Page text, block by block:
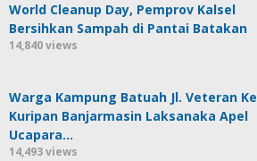
World Cleanup Day, Pemprov Kalsel
Bersihkan Sampah di Pantai Batakan
14,840 views
Warga Kampung Batuah Jl. Veteran
Kuripan Banjarmasin Laksanaka Apel
Ucapara…
14,493 views